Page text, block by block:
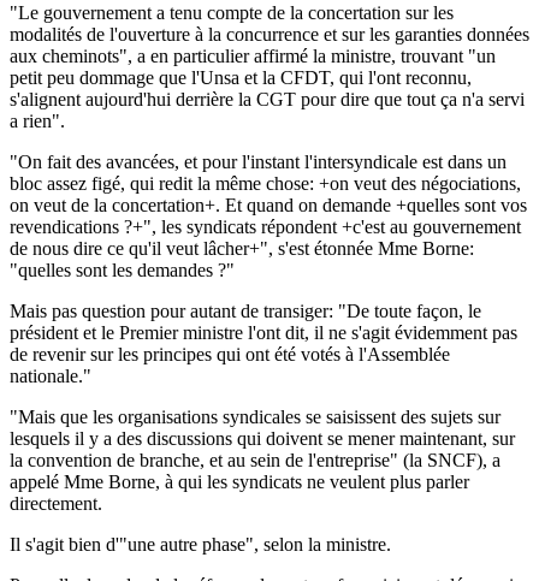
"Le gouvernement a tenu compte de la concertation sur les
modalités de l'ouverture à la concurrence et sur les garanties données
aux cheminots", a en particulier affirmé la ministre, trouvant "un
petit peu dommage que l'Unsa et la CFDT, qui l'ont reconnu,
s'alignent aujourd'hui derrière la CGT pour dire que tout ça n'a servi
a rien".
"On fait des avancées, et pour l'instant l'intersyndicale est dans un
bloc assez figé, qui redit la même chose: +on veut des négociations,
on veut de la concertation+. Et quand on demande +quelles sont vos
revendications ?+", les syndicats répondent +c'est au gouvernement
de nous dire ce qu'il veut lâcher+", s'est étonnée Mme Borne:
"quelles sont les demandes ?"
Mais pas question pour autant de transiger: "De toute façon, le
président et le Premier ministre l'ont dit, il ne s'agit évidemment pas
de revenir sur les principes qui ont été votés à l'Assemblée
nationale."
"Mais que les organisations syndicales se saisissent des sujets sur
lesquels il y a des discussions qui doivent se mener maintenant, sur
la convention de branche, et au sein de l'entreprise" (la SNCF), a
appelé Mme Borne, à qui les syndicats ne veulent plus parler
directement.
Il s'agit bien d'"une autre phase", selon la ministre.